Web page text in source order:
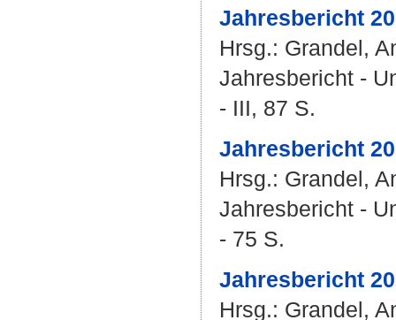
Jahresbericht
Hrsg.: Grandel,
Jahresbericht -
- III, 87 S.
Jahresbericht
Hrsg.: Grandel,
Jahresbericht -
- 75 S.
Jahresbericht
Hrsg.: Grandel,